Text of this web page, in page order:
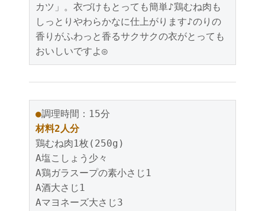
カツ」。衣づけもとっても簡単♪鶏むね肉も
しっとりやわらかなに仕上がります♪のりの
香りがふわっと香るサクサクの衣がとっても
おいしいですよ◎
●調理時間：15分
材料2人分
鶏むね肉1枚(250g)
A塩こしょう少々
A鶏ガラスープの素小さじ1
A酒大さじ1
Aマヨネーズ大さじ3